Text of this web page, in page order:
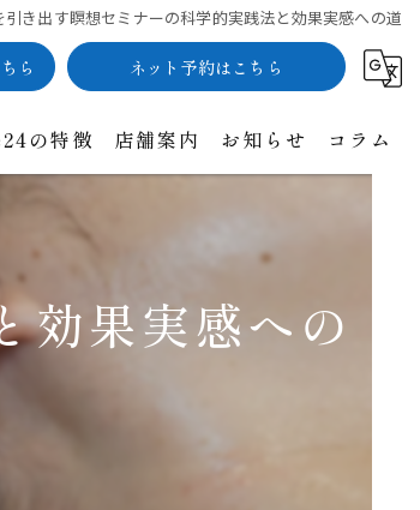
引き出す瞑想セミナーの科学的実践法と効果実感への道
ら ネット予約はこちら
の特徴
ドスパ
プセル
線トリートメント
解
細胞
店舗案内 お知らせ コラム
効果実感への